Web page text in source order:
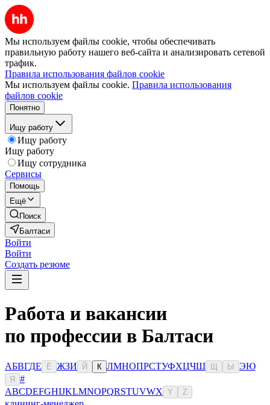
Мы используем файлы cookie, чтобы обеспечивать
правильную работу нашего веб-сайта и анализировать сетевой
трафик.
Правила использования файлов cookie
Мы используем файлы cookie. Правила использования
файлов cookie
Понятно
Ищу работу
Ищу работу
Ищу работу
Ищу сотрудника
Сервисы
Помощь
Ещё
Поиск
Балтаси
Войти
Войти
Создать резюме
Работа и вакансии
по профессии в Балтаси
АБВГДЕ Ё ЖЗИ Й К ЛМНОПРСТУФХЦЧШ Ы ЭЮ
Я
#
ABCDEFGHIJKLMNOPQRSTUVWX Y Z